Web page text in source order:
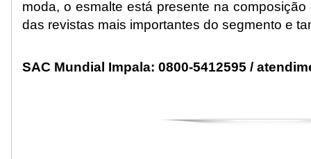
moda, o esmalte está presente na
das revistas mais importantes do segmento e
SAC Mundial Impala: 0800-5412595 /